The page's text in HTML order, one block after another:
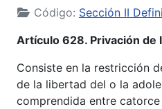
Código: Sección II
Artículo 628. Privación de
Consiste en la restricción
de la libertad del o la
comprendida entre